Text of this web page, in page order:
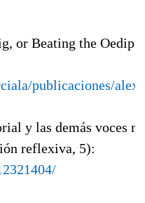
or Beating the
publicaciones/
y las demás voces
reflexiva, 5):